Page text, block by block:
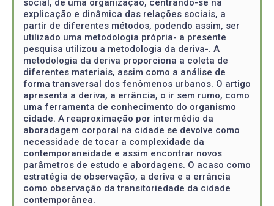
social, de uma organização, centrando-se na
explicação e dinâmica das relações sociais, a
partir de diferentes métodos, podendo assim, ser
utilizado uma metodologia própria- a presente
pesquisa utilizou a metodologia da deriva-. A
metodologia da deriva proporciona a coleta de
diferentes materiais, assim como a análise de
forma transversal dos fenômenos urbanos. O artigo
apresenta a deriva, a errância, o ir sem rumo, como
uma ferramenta de conhecimento do organismo
cidade. A reaproximação por intermédio da
aboradagem corporal na cidade se devolve como
necessidade de tocar a complexidade da
contemporaneidade e assim encontrar novos
parâmetros de estudo e abordagens. O acaso como
estratégia de observação, a deriva e a errância
como observação da transitoriedade da cidade
contemporânea.